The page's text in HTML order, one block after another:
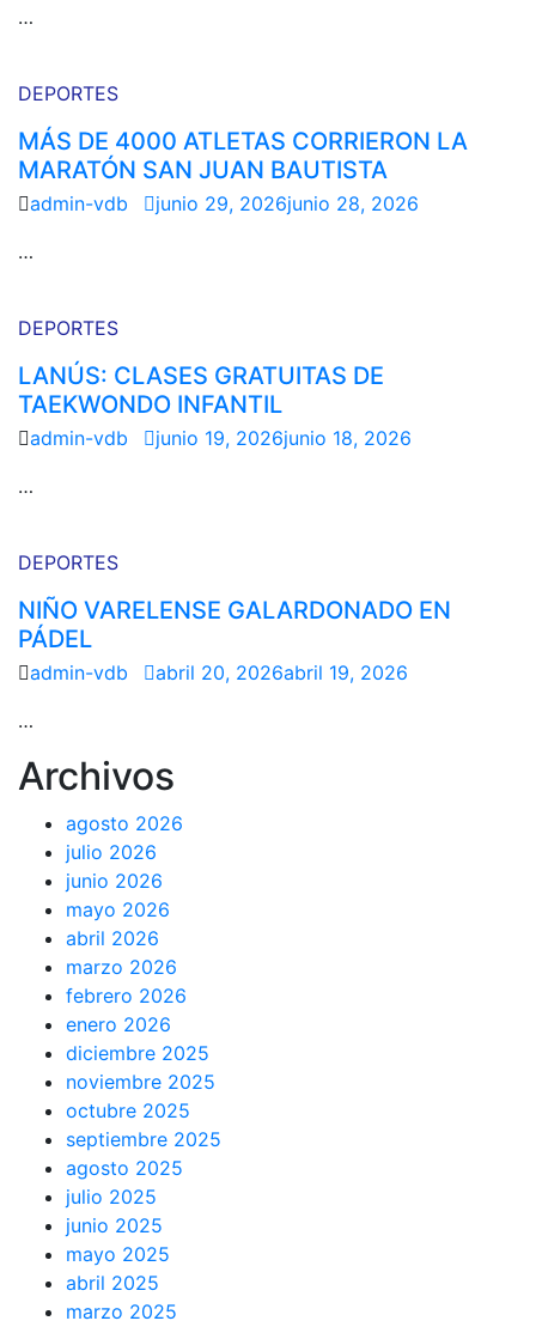
…
DEPORTES
MÁS DE 4000 ATLETAS CORRIERON LA
MARATÓN SAN JUAN BAUTISTA
admin-vdb junio 29, 2026junio 28, 2026
…
DEPORTES
LANÚS: CLASES GRATUITAS DE
TAEKWONDO INFANTIL
admin-vdb junio 19, 2026junio 18, 2026
…
DEPORTES
NIÑO VARELENSE GALARDONADO EN
PÁDEL
admin-vdb abril 20, 2026abril 19, 2026
…
Archivos
agosto 2026
julio 2026
junio 2026
mayo 2026
abril 2026
marzo 2026
febrero 2026
enero 2026
diciembre 2025
noviembre 2025
octubre 2025
septiembre 2025
agosto 2025
julio 2025
junio 2025
mayo 2025
abril 2025
marzo 2025